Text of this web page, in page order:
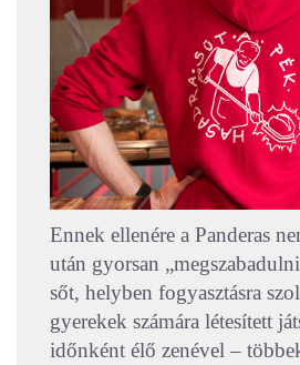
Ennek ellenére a Panderas
után gyorsan
sőt, helyben fogyasztásra
gyerekek számára létesített
időnként élő zenével –